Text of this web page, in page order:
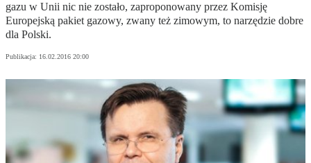
gazu w Unii nic nie zostało, zaproponowany przez Komisję
Europejską pakiet gazowy, zwany też zimowym, to narzędzie dobre
dla Polski.
Publikacja: 16.02.2016 20:00